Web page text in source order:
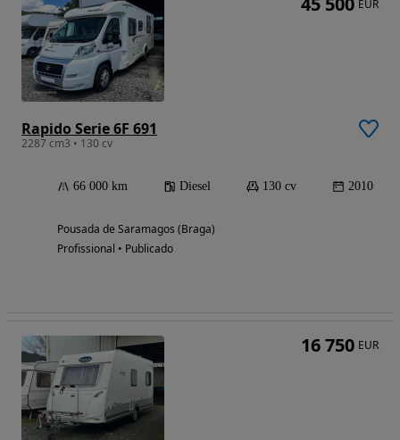
Rapido Serie 6F 691
2287 cm3 • 130 cv
66 000 km Diesel 130 cv 2010
Pousada de Saramagos (Braga)
Profissional • Publicado
EUR
16 750 EUR